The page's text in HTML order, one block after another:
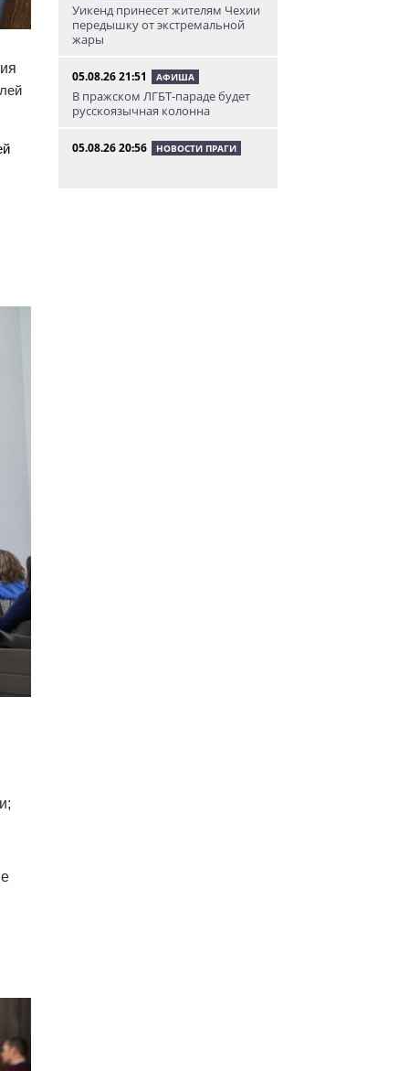
Уикенд принесет жителям Чехии
передышку от экстремальной
жары
05.08.26 21:51 АФИША
В пражском ЛГБТ-параде будет
русскоязычная колонна
05.08.26 20:56 НОВОСТИ ПРАГИ